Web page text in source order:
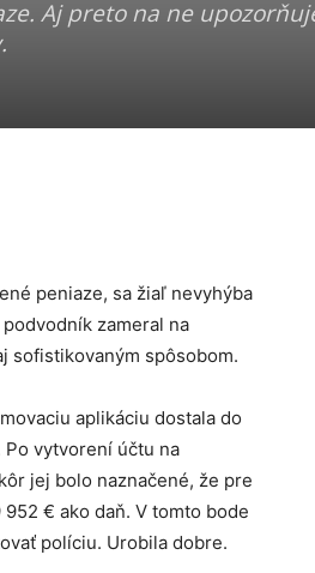
Aj preto na ne
peniaze, sa žiaľ nevyhýba
zameral na
sofistikovaným spôsobom.
aplikáciu dostala do
vytvorení účtu na
jej bolo naznačené, že pre
€ ako daň. V tomto bode
políciu. Urobila dobre.